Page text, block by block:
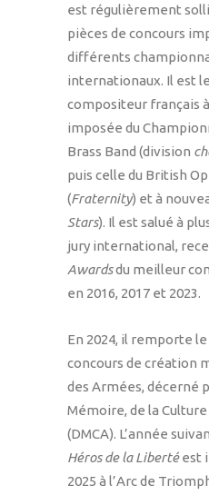
est régulièrement
pièces de concours
différents
internationaux. Il est
compositeur français
imposée du
Brass Band (division
puis celle du British
(Fraternity) et à
Stars). Il est salué à
jury international,
Awardsdu meilleur
en 2016, 2017 et 2023.
En 2024, il remporte le
concours de création
des Armées, décerné
Mémoire, de la
(DMCA). L’année
Héros de la Libertéest
2025 à l’Arc de